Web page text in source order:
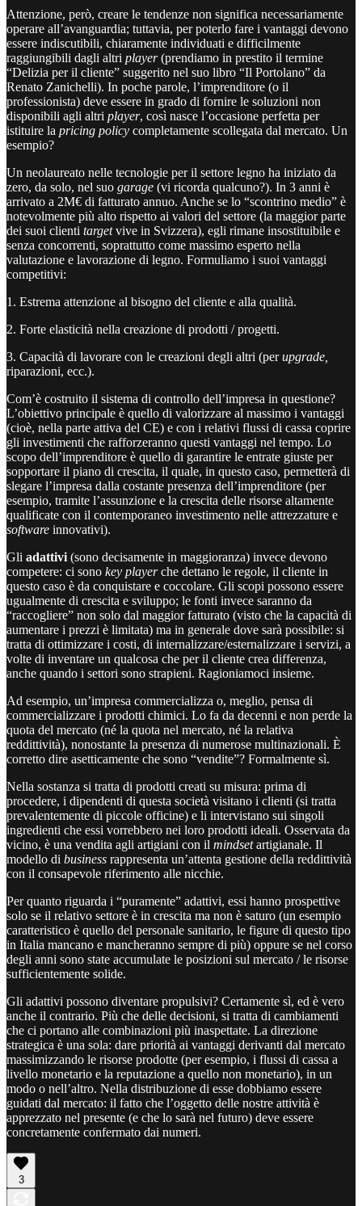
Attenzione, però, creare le tendenze non significa necessariamente
operare all’avanguardia; tuttavia, per poterlo fare i vantaggi devono
essere indiscutibili, chiaramente individuati e difficilmente
raggiungibili dagli altri player(prendiamo in prestito il termine
“Delizia per il cliente” suggerito nel suo libro “Il Portolano” da
Renato Zanichelli). In poche parole, l’imprenditore (o il
professionista) deve essere in grado di fornire le soluzioni non
disponibili agli altri player, così nasce l’occasione perfetta per
istituire la pricing policy completamente scollegata dal mercato. Un
esempio?
Un neolaureato nelle tecnologie per il settore legno ha iniziato da
zero, da solo, nel suo garage (vi ricorda qualcuno?). In 3 anni è
arrivato a 2M€ di fatturato annuo. Anche se lo “scontrino medio” è
notevolmente più alto rispetto ai valori del settore (la maggior parte
dei suoi clienti targetvive in Svizzera), egli rimane insostituibile e
senza concorrenti, soprattutto come massimo esperto nella
valutazione e lavorazione di legno. Formuliamo i suoi vantaggi
competitivi:
1. Estrema attenzione al bisogno del cliente e alla qualità.
2. Forte elasticità nella creazione di prodotti / progetti.
3. Capacità di lavorare con le creazioni degli altri (perupgrade,
riparazioni, ecc.).
Com’è costruito il sistema di controllo dell’impresa in questione?
L’obiettivo principale è quello di valorizzare al massimo i vantaggi
(cioè, nella parte attiva del CE) e con i relativi flussi di cassa coprire
gli investimenti che rafforzeranno questi vantaggi nel tempo. Lo
scopo dell’imprenditore è quello di garantire le entrate giuste per
sopportare il piano di crescita, il quale, in questo caso, permetterà di
slegare l’impresa dalla costante presenza dell’imprenditore (per
esempio, tramite l’assunzione e la crescita delle risorse altamente
qualificate con il contemporaneo investimento nelle attrezzature e
software innovativi).
Gli adattivi (sono decisamente in maggioranza) invece devono
competere: ci sono key playerche dettano le regole, il cliente in
questo caso è da conquistare e coccolare. Gli scopi possono essere
ugualmente di crescita e sviluppo; le fonti invece saranno da
“raccogliere” non solo dal maggior fatturato (visto che la capacità di
aumentare i prezzi è limitata) ma in generale dove sarà possibile: si
tratta di ottimizzare i costi, di internalizzare/esternalizzare i servizi, a
volte di inventare un qualcosa che per il cliente crea differenza,
anche quando i settori sono strapieni. Ragioniamoci insieme.
Ad esempio, un’impresa commercializza o, meglio, pensa di
commercializzare i prodotti chimici. Lo fa da decenni e non perde la
quota del mercato (né la quota nel mercato, né la relativa
reddittività), nonostante la presenza di numerose multinazionali. È
corretto dire asetticamente che sono “vendite”? Formalmente sì.
Nella sostanza si tratta di prodotti creati su misura: prima di
procedere, i dipendenti di questa società visitano i clienti (si tratta
prevalentemente di piccole officine) e li intervistano sui singoli
ingredienti che essi vorrebbero nei loro prodotti ideali. Osservata da
vicino, è una vendita agli artigiani con il mindsetartigianale. Il
modello di business rappresenta un’attenta gestione della reddittività
con il consapevole riferimento alle nicchie.
Per quanto riguarda i “puramente” adattivi, essi hanno prospettive
solo se il relativo settore è in crescita ma non è saturo (un esempio
caratteristico è quello del personale sanitario, le figure di questo tipo
in Italia mancano e mancheranno sempre di più) oppure se nel corso
degli anni sono state accumulate le posizioni sul mercato / le risorse
sufficientemente solide.
Gli adattivi possono diventare propulsivi? Certamente sì, ed è vero
anche il contrario. Più che delle decisioni, si tratta di cambiamenti
che ci portano alle combinazioni più inaspettate. La direzione
strategica è una sola: dare priorità ai vantaggi derivanti dal mercato
massimizzando le risorse prodotte (per esempio, i flussi di cassa a
livello monetario e la reputazione a quello non monetario), in un
modo o nell’altro. Nella distribuzione di esse dobbiamo essere
guidati dal mercato: il fatto che l’oggetto delle nostre attività è
apprezzato nel presente (e che lo sarà nel futuro) deve essere
concretamente confermato dai numeri.
3